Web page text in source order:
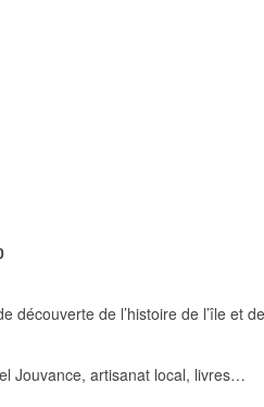
découverte de l’histoire de l’île et
Jouvance, artisanat local, livres…